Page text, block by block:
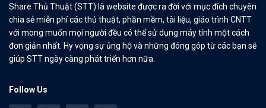
Share Thủ Thuật (STT) là website được ra đời với mục đích chuyên
chia sẻ miễn phí các thủ thuật, phần mềm, tài liệu, giáo trình CNTT
với mong muốn mọi người đều có thể sử dụng máy tính một cách
đơn giản nhất. Hy vọng sự ủng hộ và những đóng góp từ các bạn sẽ
giúp STT ngày càng phát triển hơn nữa.
Follow Us